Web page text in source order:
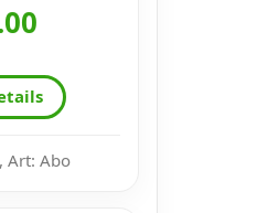
Art: Abo